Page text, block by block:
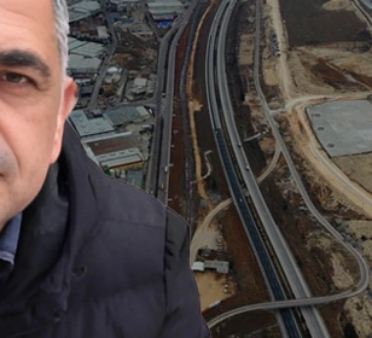
Bursa
Çanakkale
Çankırı
Çorum
Denizli
Diyarbakır
Edirne